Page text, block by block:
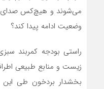
می‌شوند و هیچ‌کس صدای
وضعیت ادامه پیدا کند؟
راستی بودجه کمربند
زیست و منابع طبیعی
بخشدار بردخون طی این